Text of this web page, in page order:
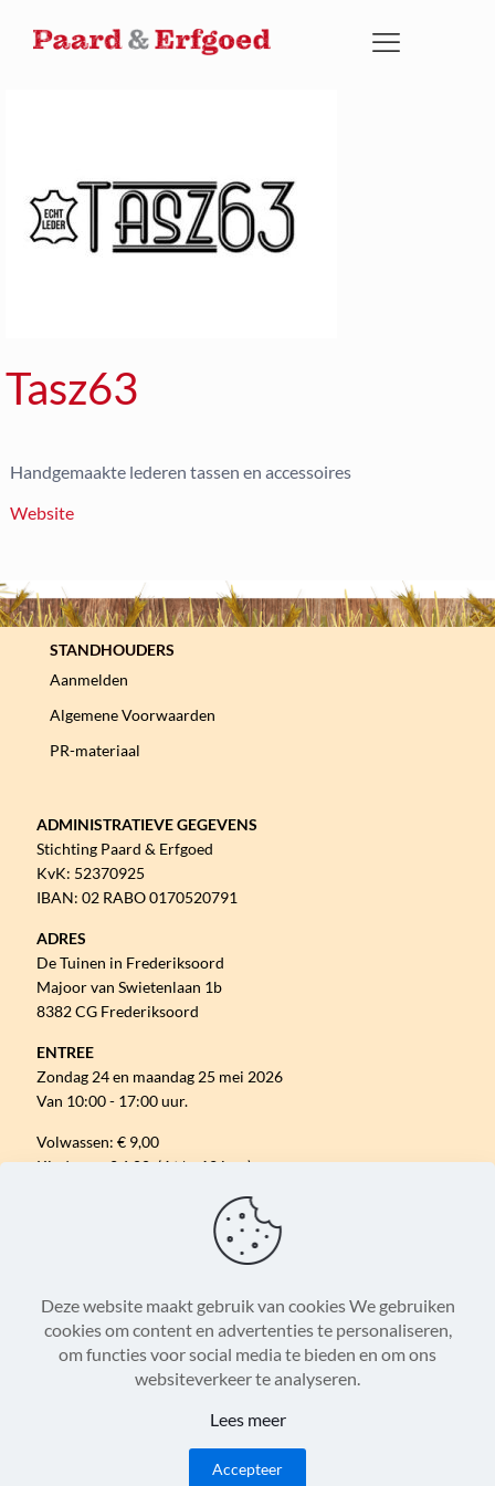
Tasz63
Handgemaakte lederen tassen en accessoires
Website
STANDHOUDERS
Aanmelden
Algemene Voorwaarden
PR-materiaal
ADMINISTRATIEVE GEGEVENS
Stichting Paard & Erfgoed
KvK: 52370925
IBAN: 02 RABO 0170520791
ADRES
De Tuinen in Frederiksoord
Majoor van Swietenlaan 1b
8382 CG Frederiksoord
ENTREE
Zondag 24 en maandag 25 mei 2026
Van 10:00 - 17:00 uur.
Volwassen: € 9,00
Kinderen: € 6,00 (4 t/m 12 jaar)
Algemene Voorwaarden
Disclaimer
Privacystatement
Cookieverklaring
© 2007 - 2026 Paard & Erfgoed
Deze website maakt gebruik van cookies We gebruiken
cookies om content en advertenties te personaliseren,
om functies voor social media te bieden en om ons
websiteverkeer te analyseren.
Lees meer
Accepteer